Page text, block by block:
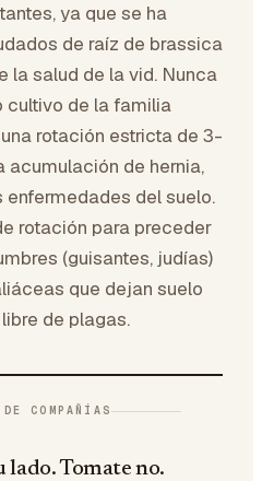
ya que se ha
de raíz de brassica
la salud de la vid. Nunca
cultivo de la familia
rotación estricta de 3-
acumulación de hernia,
enfermedades del suelo.
rotación para preceder
(guisantes, judías)
que dejan suelo
de plagas.
COMPAÑÍAS
lado. Tomate no.